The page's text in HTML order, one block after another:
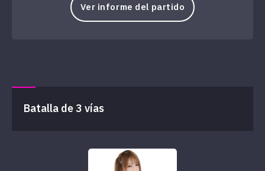
Ver informe del partido
Batalla de 3 vías